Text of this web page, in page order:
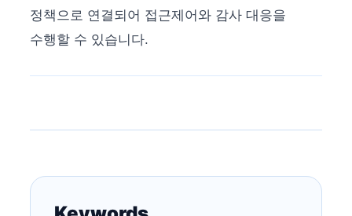
정책으로 연결되어 접근제어와 감사 대응을
수행할 수 있습니다.